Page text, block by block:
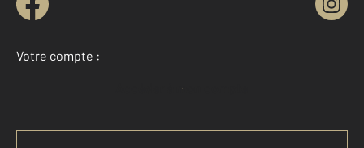
Votre compte :
Accéder à mon compte